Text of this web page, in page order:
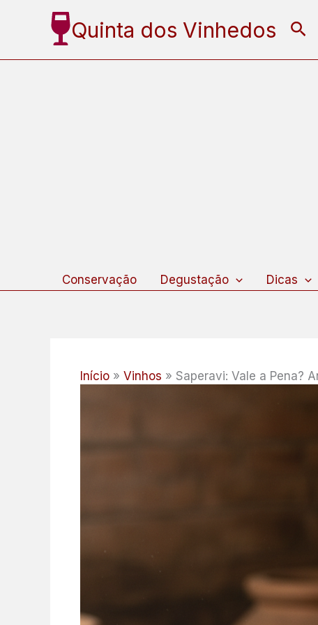
Quinta dos Vinhedos
Conservação Degustação Dicas
Início Vinhos Saperavi: Vale a Pena?